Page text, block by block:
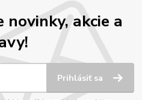
akcie a
Prihlásiť sa